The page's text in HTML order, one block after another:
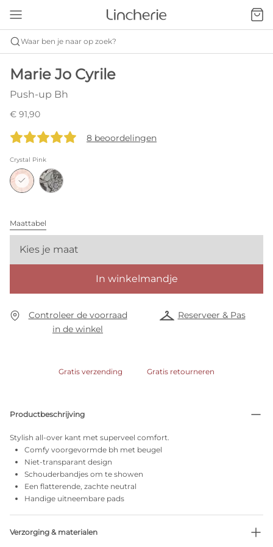
Waar ben je naar op zoek?
Marie Jo Cyrile
Push-up Bh
€ 91,90
8 beoordelingen
Crystal Pink
Maattabel
Kies je maat
In winkelmandje
Controleer de voorraad
in de winkel
Reserveer & Pas
Gratis verzending Gratis retourneren
Productbeschrijving
Stylish all-over kant met superveel comfort.
Comfy voorgevormde bh met beugel
Niet-transparant design
Schouderbandjes om te showen
Een flatterende, zachte neutral
Handige uitneembare pads
Verzorging & materialen